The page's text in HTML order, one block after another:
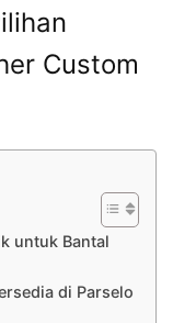
Custom
untuk Bantal
di Parselo